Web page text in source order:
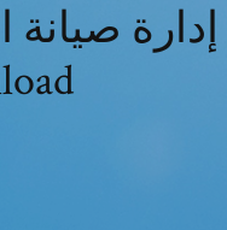
إدارة